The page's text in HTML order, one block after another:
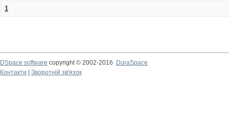
1
DSpace software copyright © 2002-2016
DuraSpace
Контакти
Зворотній зв'язок